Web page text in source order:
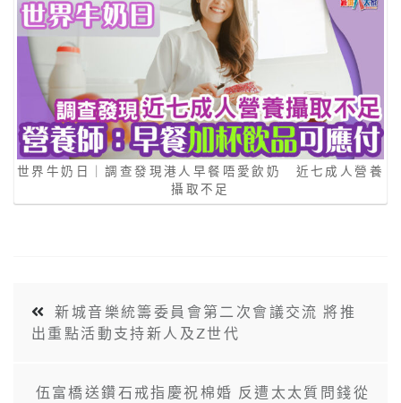
世界牛奶日｜調查發現港人早餐唔愛飲奶 近七成人營養
攝取不足
新城音樂統籌委員會第二次會議交流 將推
出重點活動支持新人及Z世代
伍富橋送鑽石戒指慶祝棉婚 反遭太太質問錢從